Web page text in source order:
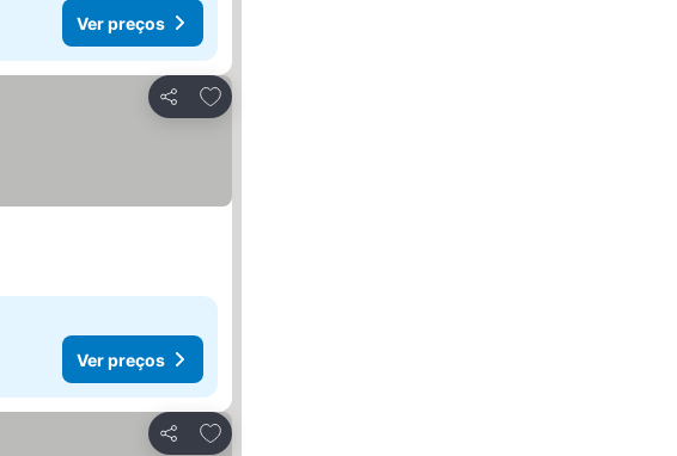
Ver preços
Partilhar
Adicionar aos favoritos
Ver preços
Partilhar
Adicionar aos favoritos